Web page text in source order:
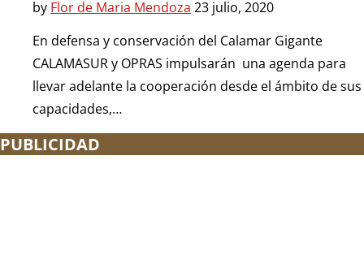
by Flor de Maria Mendoza 23 julio, 2020
En defensa y conservación del Calamar Gigante
CALAMASUR y OPRAS impulsarán una agenda para
llevar adelante la cooperación desde el ámbito de sus
capacidades,…
PUBLICIDAD